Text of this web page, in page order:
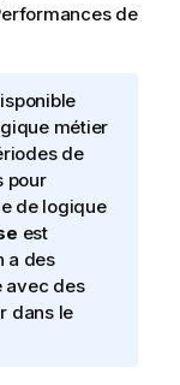
de
métier
de
pour
de logique
est
a des
avec des
dans le